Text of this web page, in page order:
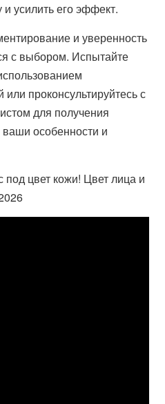
усилить его эффект.
и уверенность
с выбором. Испытайте
проконсультируйтесь с
для получения
особенности и
под цвет кожи! Цвет лица и